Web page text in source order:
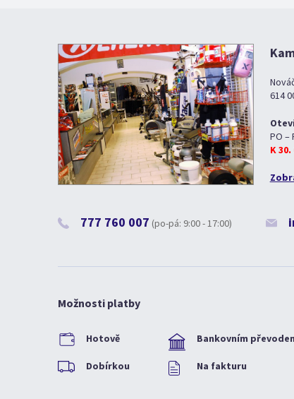
614
PO –
K
777 760 007 (po-pá: 9:00 - 17:00)
Možnosti platby
Hotově Bankovním
Dobírkou Na fakturu